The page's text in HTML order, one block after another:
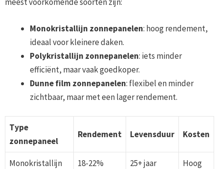
Monokristallijn zonnepanelen: hoog rendement,
ideaal voor kleinere daken.
Polykristallijn zonnepanelen: iets minder
efficiënt, maar vaak goedkoper.
Dunne film zonnepanelen: flexibel en minder
zichtbaar, maar met een lager rendement.
Type
zonnepaneel
Rendement Levensduur Kosten
Monokristallijn 18-22% 25+ jaar Hoog